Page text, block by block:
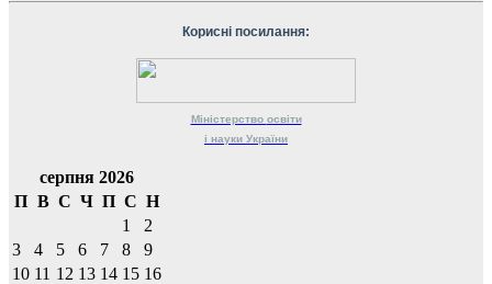
Корисні посилання:
Міністерство освіти
і науки України
серпня 2026
П В С Ч П С Н
1
2
3
4 5 6 7 8
9
10 11 12 13 14 15 16